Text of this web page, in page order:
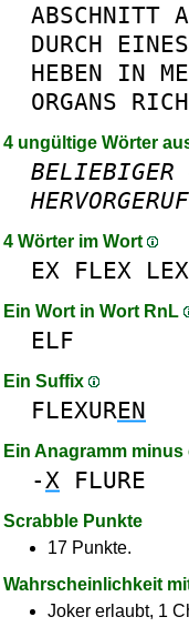
ABSCHNITT
DURCH
EINES
HEBEN
IN
ORGANS
4 ungültige Wörter
BELIEBIGER
4 Wörter im Wort
EX FLEX LEX
Ein Wort in Wort RnL
ELF
Ein Suffix
FLEXUREN
Ein Anagramm minus
-X FLURE
Scrabble Punkte
17 Punkte.
Wahrscheinlichkeit
Joker erlaubt, 1